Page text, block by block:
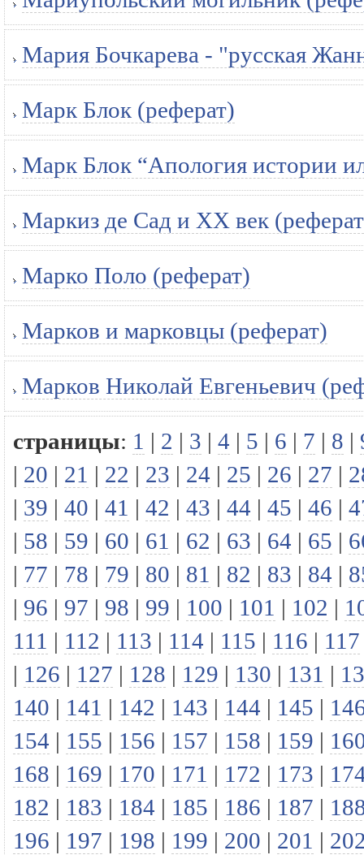
Мария Бочкарева - "русская
Марк Блок (реферат)
Марк Блок “Апология истории
Маркиз де Сад и XX век
Марко Поло (реферат)
Марков и марковцы (реферат)
Марков Николай Евгеньевич
страницы: 1 | 2 | 3 | 4 | 5 | 6 | 7 | 8 |
| 20 | 21 | 22 | 23 | 24 | 25 | 26 | 27 |
| 39 | 40 | 41 | 42 | 43 | 44 | 45 | 46 |
| 58 | 59 | 60 | 61 | 62 | 63 | 64 | 65 |
| 77 | 78 | 79 | 80 | 81 | 82 | 83 | 84 |
| 96 | 97 | 98 | 99 | 100 | 101 | 102 |
111 | 112 | 113 | 114 | 115 | 116 | 117
| 126 | 127 | 128 | 129 | 130 | 131 |
140 | 141 | 142 | 143 | 144 | 145 |
154 | 155 | 156 | 157 | 158 | 159 |
168 | 169 | 170 | 171 | 172 | 173 |
182 | 183 | 184 | 185 | 186 | 187 |
196 | 197 | 198 | 199 | 200 | 201 |